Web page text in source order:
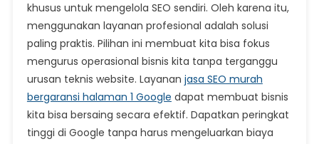
Murah
Tanpa
Ribet
khusus untuk mengelola SEO sendiri. Oleh karena itu,
menggunakan layanan profesional adalah solusi
paling praktis. Pilihan ini membuat kita bisa fokus
mengurus operasional bisnis kita tanpa terganggu
urusan teknis website. Layanan jasa SEO murah
bergaransi halaman 1 Google dapat membuat bisnis
kita bisa bersaing secara efektif. Dapatkan peringkat
tinggi di Google tanpa harus mengeluarkan biaya